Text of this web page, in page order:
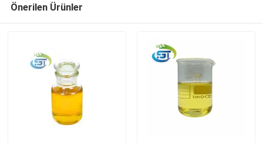
Önerilen Ürünler